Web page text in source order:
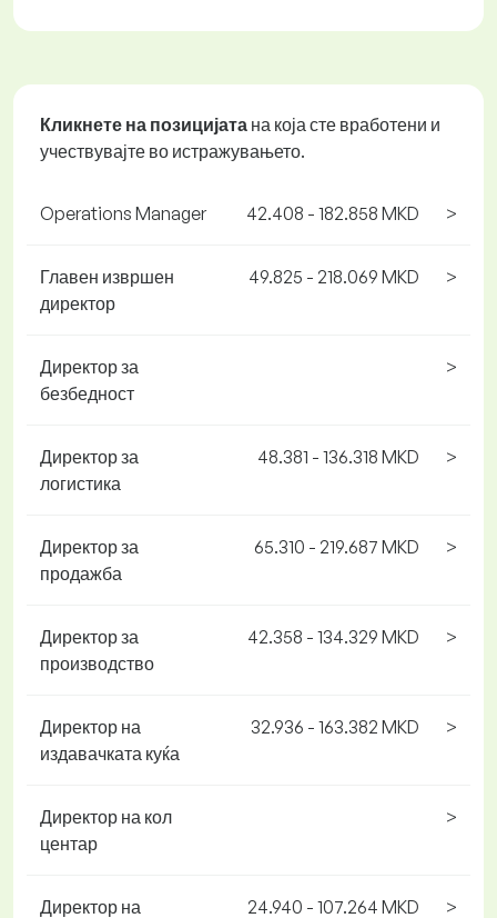
Кликнете на позицијата на која сте вработени и
учествувајте во истражувањето.
Operations Manager 42.408 - 182.858 MKD >
Главен извршен
директор
49.825 - 218.069 MKD >
Директор за
безбедност
>
Директор за
логистика
48.381 - 136.318 MKD >
Директор за
продажба
65.310 - 219.687 MKD >
Директор за
производство
42.358 - 134.329 MKD >
Директор на
издавачката куќа
32.936 - 163.382 MKD >
Директор на кол
центар
>
Директор на 24.940 - 107.264 MKD >